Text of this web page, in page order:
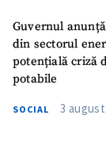
Guvernul
din sectorul
potențială criză
potabile
SOCIAL 3 august